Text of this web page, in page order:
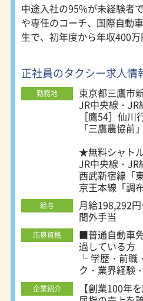
中途入社の95%が未経験者
や専任のコーチ、国際自動
生で、初年度から年収400
す！給与保障もあり、二種
す。 国際自動車ならタクシ
人でも無理なく乗務開始、
続けられます！
正社員のタクシー求人情
勤務地
東京都三鷹市
JR中央線・JR
［鷹54］仙
「三鷹農協前」
★無料シャト
JR中央線・JR
西武新宿線「
京王本線「調布
給与
月給198,292
間外手当
応募資格
■普通自動車
過している方
└ 学歴・前職
ク・業界経験
└ 未経験者・
職種からのキ
企業紹介
【創業100年